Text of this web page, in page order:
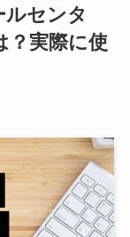
ルセンタ
？実際に使